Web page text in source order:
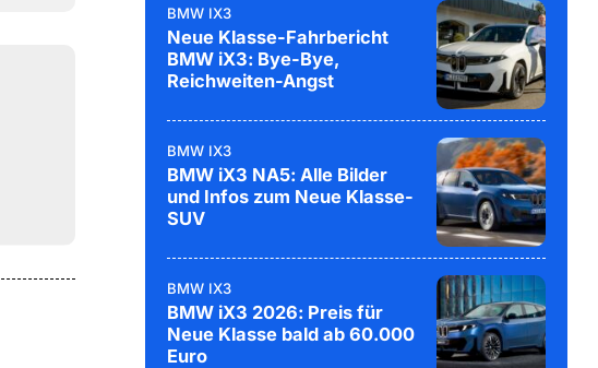
BMW IX3
Neue Klasse-Fahrbericht
BMW iX3: Bye-Bye,
Reichweiten-Angst
BMW IX3
BMW iX3 NA5: Alle Bilder
und Infos zum Neue Klasse-
SUV
BMW IX3
BMW iX3 2026: Preis für
Neue Klasse bald ab 60.000
Euro